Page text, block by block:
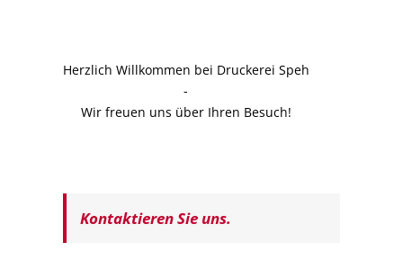
Herzlich Willkommen bei Druckerei Speh
-
Wir freuen uns über Ihren Besuch!
Kontaktieren Sie uns.